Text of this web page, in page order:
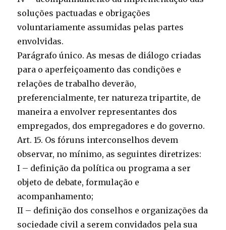
soluções pactuadas e obrigações
voluntariamente assumidas pelas partes
envolvidas.
Parágrafo único. As mesas de diálogo criadas
para o aperfeiçoamento das condições e
relações de trabalho deverão,
preferencialmente, ter natureza tripartite, de
maneira a envolver representantes dos
empregados, dos empregadores e do governo.
Art. 15. Os fóruns interconselhos devem
observar, no mínimo, as seguintes diretrizes:
I – definição da política ou programa a ser
objeto de debate, formulação e
acompanhamento;
II – definição dos conselhos e organizações da
sociedade civil a serem convidados pela sua